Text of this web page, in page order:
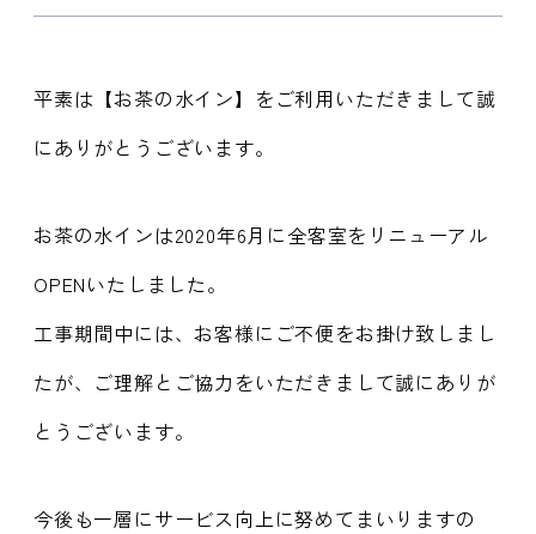
平素は【お茶の水イン】をご利用いただきまして誠
にありがとうございます。
お茶の水インは2020年6月に全客室をリニューアル
OPENいたしました。
工事期間中には、お客様にご不便をお掛け致しまし
たが、ご理解とご協力をいただきまして誠にありが
とうございます。
今後も一層にサービス向上に努めてまいりますの